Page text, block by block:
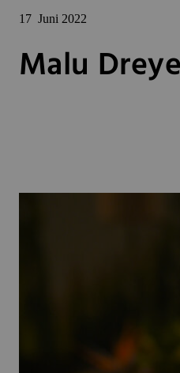
17 Juni 2022
Malu